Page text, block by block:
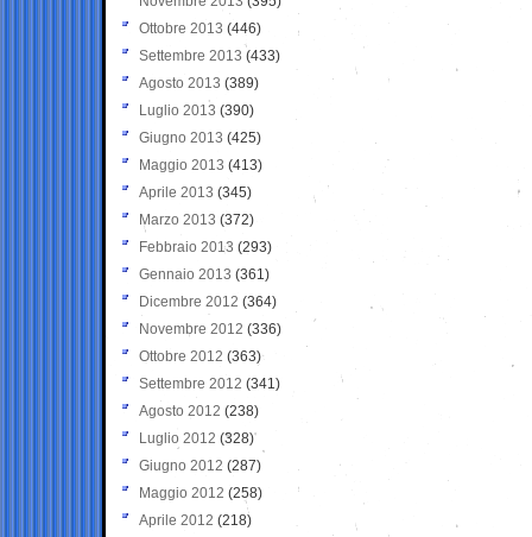
Ottobre 2013 (446)
Settembre 2013 (433)
Agosto 2013 (389)
Luglio 2013 (390)
Giugno 2013 (425)
Maggio 2013 (413)
Aprile 2013 (345)
Marzo 2013 (372)
Febbraio 2013 (293)
Gennaio 2013 (361)
Dicembre 2012 (364)
Novembre 2012 (336)
Ottobre 2012 (363)
Settembre 2012 (341)
Agosto 2012 (238)
Luglio 2012 (328)
Giugno 2012 (287)
Maggio 2012 (258)
Aprile 2012 (218)